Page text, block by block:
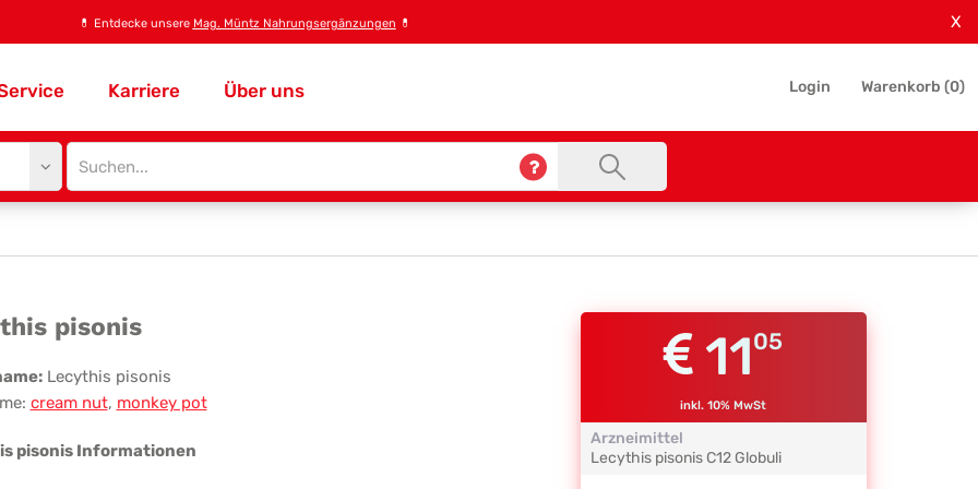
💊 Entdecke unsere Mag. Müntz Nahrungsergänzungen 💊 X
Karriere Über uns Login Warenkorb (0)
Site
search
pisonis
Lecythis pisonis
cream nut, monkey pot
pisonis Informationen
1105
inkl. 10% MwSt
Arzneimittel
Lecythis pisonis C12 Globuli